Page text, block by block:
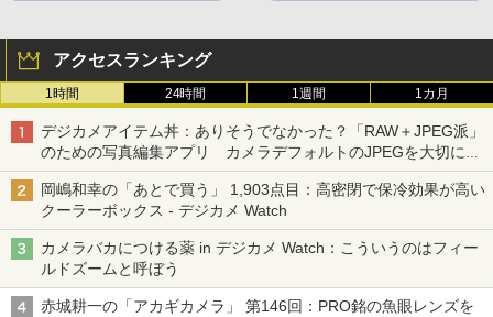
アクセスランキング
1時間 24時間 1週間 1カ月
デジカメアイテム丼：ありそうでなかった？「RAW＋JPEG派」
のための写真編集アプリ カメラデフォルトのJPEGを大切にす
る「Filmator」
岡嶋和幸の「あとで買う」 1,903点目：高密閉で保冷効果が高い
クーラーボックス - デジカメ Watch
カメラバカにつける薬 in デジカメ Watch：こういうのはフィー
ルドズームと呼ぼう
赤城耕一の「アカギカメラ」 第146回：PRO銘の魚眼レンズを